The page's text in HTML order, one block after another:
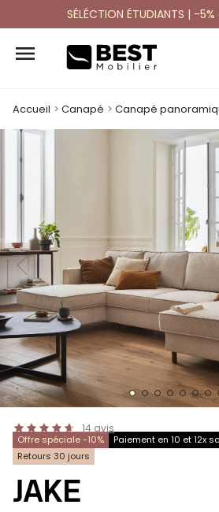
SÉLÉCTION ÉTUDIANTS | -

Accueil Canapé Canapé
14 avis
Offre spéciale -10%
Paiement en 10 et 12x
Retours 30 jours
JAKE